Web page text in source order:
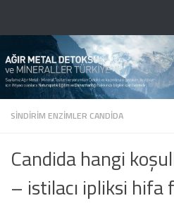
SINDIRIM ENZIMLER CANDIDA
Candida hangi
– istilacı ipliksi